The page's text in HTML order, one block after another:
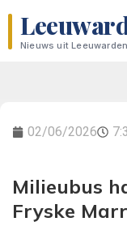
Nieuws uit
02/06/2026
Milieubus
Fryske